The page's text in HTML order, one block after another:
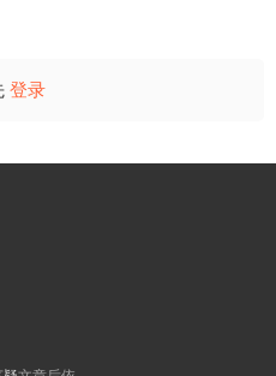
登录